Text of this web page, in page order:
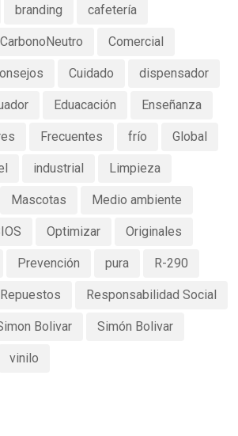
branding cafetería
CarbonoNeutro Comercial
Cuidado dispensador
Eduacación Enseñanza
Frecuentes frío Global
industrial Limpieza
Mascotas Medio ambiente
Optimizar Originales
Prevención pura R-290
Repuestos Responsabilidad Social
Bolivar Simón Bolivar
vinilo